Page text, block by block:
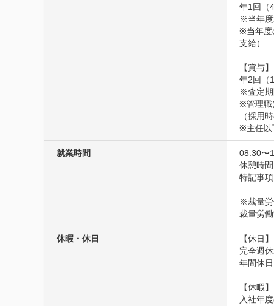
年1回（4
※当年度
※当年度
支給）
【賞与】
年2回（
※査定期
※管理職
（採用
※主任以
就業時間
08:30〜
休憩時
特記事
※裁量労
裁量労
休暇・休日
【休日】
完全週
年間休
【休暇】
入社年